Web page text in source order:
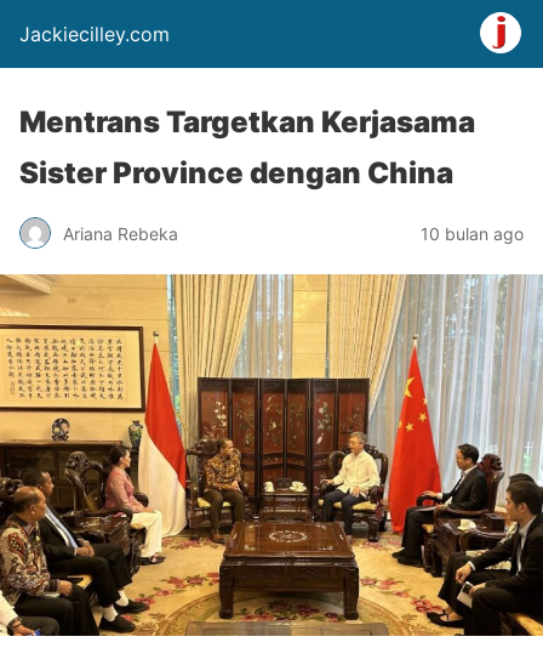
Jackiecilley.com
Mentrans Targetkan Kerjasama
Sister Province dengan China
Ariana Rebeka 10 bulan ago